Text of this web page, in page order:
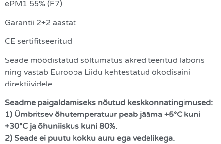
ePM1 55% (F7)
Garantii 2+2 aastat
CE sertifitseeritud
Seade mõõdistatud sõltumatus akrediteeritud laboris
ning vastab Euroopa Liidu kehtestatud ökodisaini
direktiividele
Seadme paigaldamiseks nõutud keskkonnatingimused:
1) Ümbritsev õhutemperatuur peab jääma +5°C kuni
+30°C ja õhuniiskus kuni 80%.
2) Seade ei puutu kokku auru ega vedelikega.